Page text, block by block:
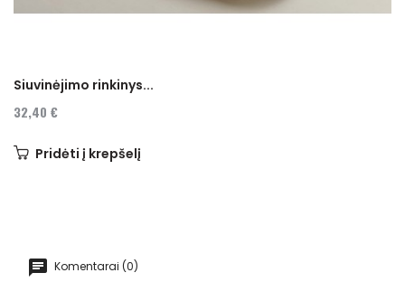
Siuvinėjimo rinkinys...
32,40 €
Pridėti į krepšelį
Komentarai (0)